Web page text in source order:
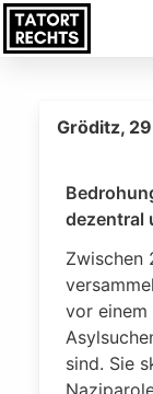
Gröditz,
dezentral
Zwischen
vor einem
sind. Sie